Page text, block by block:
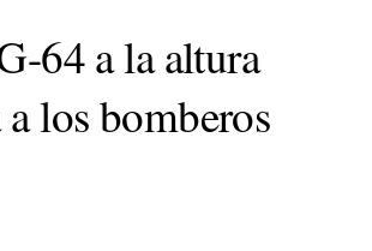
64 a la altura
los bomberos